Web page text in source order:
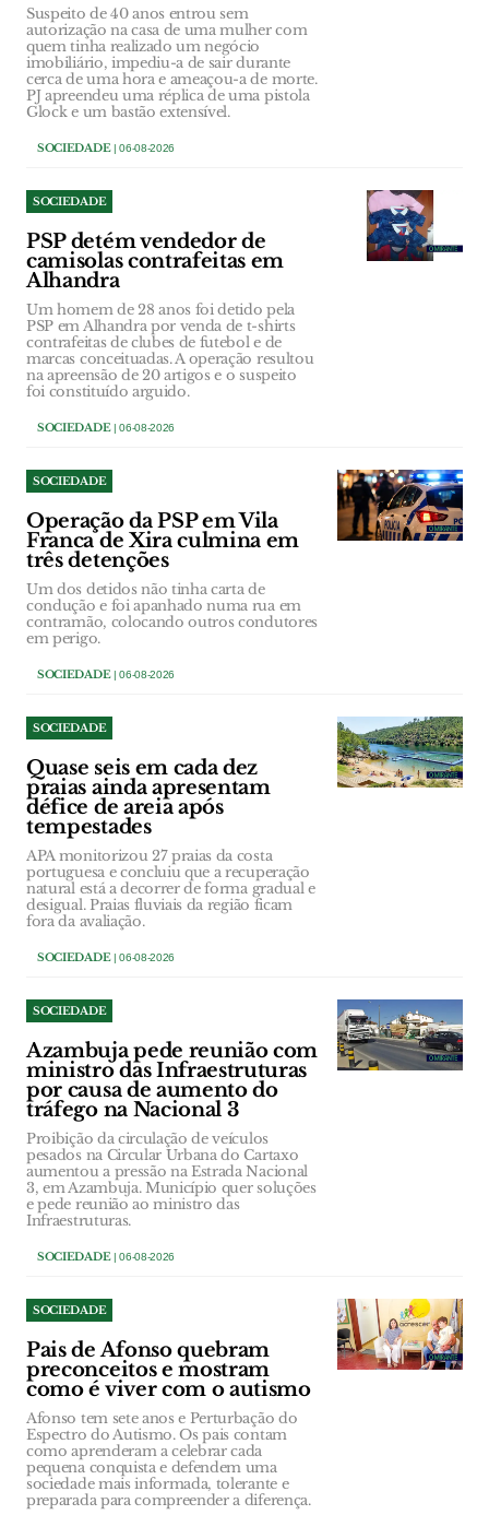
Suspeito de 40 anos entrou sem
autorização na casa de uma mulher com
quem tinha realizado um negócio
imobiliário, impediu-a de sair durante
cerca de uma hora e ameaçou-a de morte.
PJ apreendeu uma réplica de uma pistola
Glock e um bastão extensível.
SOCIEDADE| 06-08-2026
SOCIEDADE
PSP detém vendedor de
camisolas contrafeitas em
Alhandra
Um homem de 28 anos foi detido pela
PSP em Alhandra por venda de t-shirts
contrafeitas de clubes de futebol e de
marcas conceituadas. A operação resultou
na apreensão de 20 artigos e o suspeito
foi constituído arguido.
SOCIEDADE| 06-08-2026
SOCIEDADE
Operação da PSP em Vila
Franca de Xira culmina em
três detenções
Um dos detidos não tinha carta de
condução e foi apanhado numa rua em
contramão, colocando outros condutores
em perigo.
SOCIEDADE| 06-08-2026
SOCIEDADE
Quase seis em cada dez
praias ainda apresentam
défice de areia após
tempestades
APA monitorizou 27 praias da costa
portuguesa e concluiu que a recuperação
natural está a decorrer de forma gradual e
desigual. Praias fluviais da região ficam
fora da avaliação.
SOCIEDADE| 06-08-2026
SOCIEDADE
Azambuja pede reunião com
ministro das Infraestruturas
por causa de aumento do
tráfego na Nacional 3
Proibição da circulação de veículos
pesados na Circular Urbana do Cartaxo
aumentou a pressão na Estrada Nacional
3, em Azambuja. Município quer soluções
e pede reunião ao ministro das
Infraestruturas.
SOCIEDADE| 06-08-2026
SOCIEDADE
Pais de Afonso quebram
preconceitos e mostram
como é viver com o autismo
Afonso tem sete anos e Perturbação do
Espectro do Autismo. Os pais contam
como aprenderam a celebrar cada
pequena conquista e defendem uma
sociedade mais informada, tolerante e
preparada para compreender a diferença.